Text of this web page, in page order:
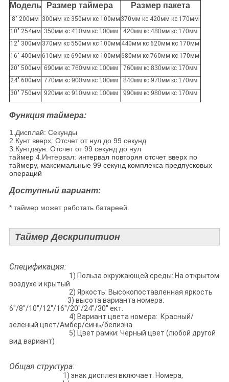
Модель Размер таймера Размер пакета
8" 200мм 300мм кс 350мм кс 100мм 370мм кс 420мм кс 170мм
10" 254мм 350мм кс 410мм кс 100мм
420мм кс 480мм кс 170мм
12" 300мм 370мм кс 550мм кс 100мм 440мм кс 620мм кс 170мм
16" 400мм 610мм кс 690мм кс 100мм 680мм кс 760мм кс 170мм
20" 500мм 690мм кс 760мм кс 100мм
760мм кс 830мм кс 170мм
24" 600мм 770мм кс 900мм кс 100мм
840мм кс 970мм кс 170мм
30" 750мм 920мм кс 910мм кс 100мм 990мм кс 980мм кс 170мм
Функция таймера:
1.Дисплай: Секунды
2.Кунт вверх: Отсчет от нул до 99 секунд
3.Кунтдаун: Отсчет от 99 секунд до нул
таймер4.Интервал: интервал повторяя отсчет вверх по
таймеру, максимальные 99 секунд комплекса предпусковых
операций
Доступный вариант:
* таймер может работать батареей.
Таймер Дескрипитион
Спецификация:
1) Польза окружающей среды: На открытом
воздухе и крытый
2) Яркость: Высокопоставленная яркость
3) высота варианта номера:
6"/8"/10"/12"/16"/20"/24"/30" ект.
4) Вариант цвета номера: Красный/
зеленый цвет/Амбер/синь/белизна
5) Цвет рамки: Черный цвет (любой другой
вид вариант)
Общая структура:
1) знак дисплея включает: Номера,